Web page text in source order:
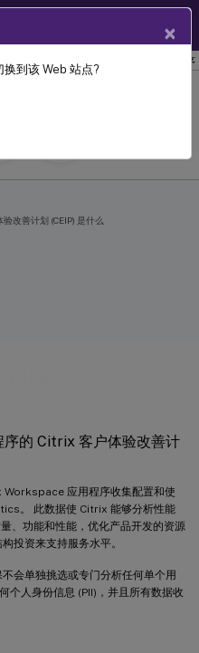
于 Mac 的 Citrix Workspace 应用程序
的 Citrix 客户体验改善计
Workspace 应用程序收集配置和使
。 此数据使 Citrix 能够分析性能
、功能和性能，优化产品开发的资源
投资来支持服务水平。
会单独挑选或专门分析任何单个用
个人身份信息 (PII)，并且所有数据收
改善计划 (CEIP) 是什么
×
到该 Web 站点?